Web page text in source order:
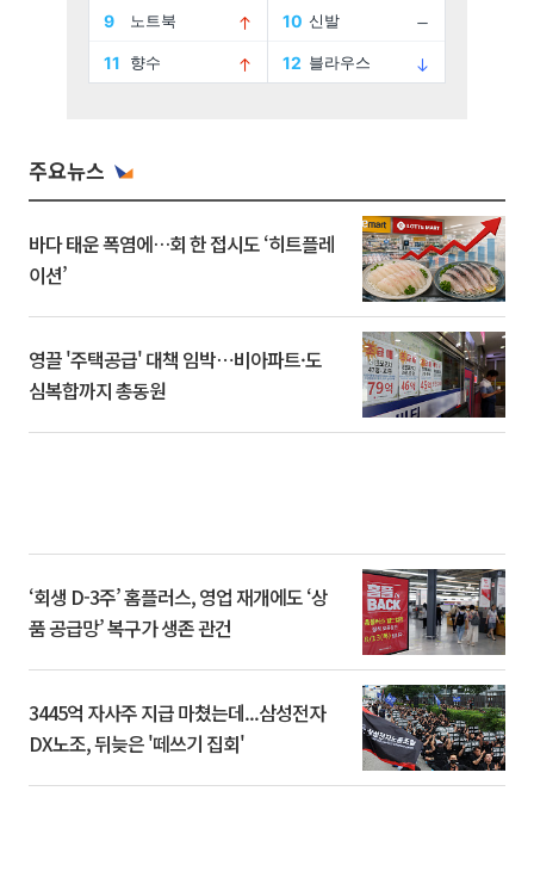
주요뉴스
바다 태운 폭염에…회 한 접시도 ‘히트플레
이션’
영끌 '주택공급' 대책 임박⋯비아파트·도
심복합까지 총동원
‘회생 D-3주’ 홈플러스, 영업 재개에도 ‘상
품 공급망’ 복구가 생존 관건
3445억 자사주 지급 마쳤는데...삼성전자
DX노조, 뒤늦은 '떼쓰기 집회'